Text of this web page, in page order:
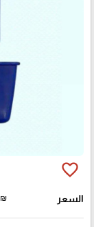
favorite_border
السعر ₪